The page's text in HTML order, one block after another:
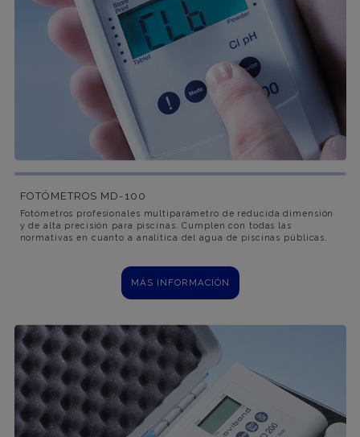
FOTÓMETROS MD-100
Fotómetros profesionales multiparámetro de reducida dimensión
y de alta precisión para piscinas. Cumplen con todas las
normativas en cuanto a analítica del agua de piscinas públicas.
MÁS INFORMACIÓN